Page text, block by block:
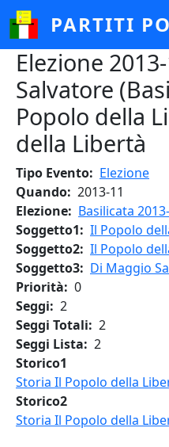
Salta al contenuto principale
PARTITI
Elezione
Salvatore
Popolo della
della Libertà
Tipo Evento
Elezione
Quando 2013-11
Elezione
Basilicata
Soggetto1
Il Popolo
Soggetto2 Il Popolo
Soggetto3
Di Maggio
Priorità
0
Seggi
2
Seggi Totali
2
Seggi Lista
2
Storico1
Storia Il Popolo della
Storico2
Storia Il Popolo della